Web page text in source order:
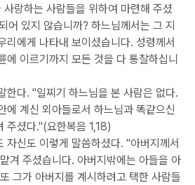
랑하는 사람들을 위하여 마련해 주셨
어 있지 않습니까? 하느님께서는 그 지
리에게 나타내 보이셨습니다. 성령께서
에 이르기까지 모든 것을 다 통찰하십니
한다. "일찌기 하느님을 본 사람은 없다.
에 계신 외아들로서 하느님과 똑같으신
주셨다."(요한복음 1,18)
자신도 이렇게 말씀하셨다. "아버지께서
겨 주셨습니다. 아버지밖에는 아들을 아
그가 아버지를 계시하려고 택한 사람들